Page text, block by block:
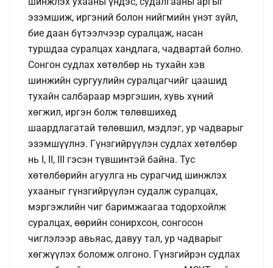
эзэмшиж, иргэний болон нийгмийн үнэт зүйл,
бие даан бүтээлчээр суралцаж, насан
туршдаа суралцах хандлага, чадвартай болно.
Сонгон судлах хөтөлбөр нь тухайн хэв
шинжийн сургуулийн суралцагчийг цаашид
тухайн салбараар мэргэшин, хувь хүний
хөгжил, иргэн болж төлөвшихөд
шаардлагатай төлөвшил, мэдлэг, ур чадварыг
эзэмшүүлнэ. Гүнзгийрүүлэн судлах хөтөлбөр
нь I, II, III гэсэн түвшинтэй байна. Тус
хөтөлбөрийн агуулга нь сурагчид шинжлэх
ухааныг гүнзгийрүүлэн судалж суралцах,
мэргэжлийн чиг баримжаагаа тодорхойлж
суралцах, өөрийн сонирхсон, сонгосон
чиглэлээр авьяас, давуу тал, ур чадварыг
хөгжүүлэх боломж олгоно. Гүнзгийрэн судлах